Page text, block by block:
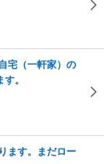
宅（一軒家）の
。
ます。まだロー